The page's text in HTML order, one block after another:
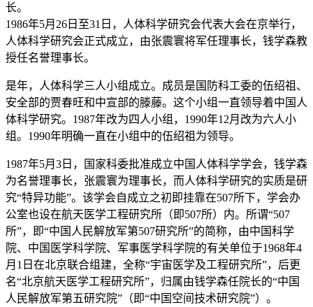
长。
1986年5月26日至31日，人体科学研究会代表大会在京举行，
人体科学研究会正式成立，由张震寰将军任理事长，钱学森教
授任名誉理事长。
是年，人体科学三人小组成立。成员是国防科工委的伍绍祖、
安全部的贾春旺和中宣部的滕藤。这个小组一直领导着中国人
体科学研究。1987年改为四人小组，1990年12月改为六人小
组。1990年明确一直在小组中的伍绍祖为领导。
1987年5月3日，国家科委批准成立中国人体科学学会，钱学森
为名誉理事长，张震寰为理事长，而人体科学研究的实质是研
究“特异功能”。该学会自成立之初即挂靠在507所下，学会办
公室也设在航天医学工程研究所（即507所）内。所谓“507
所”，即“中国人民解放军第507研究所”的简称，由中国科学
院、中国医学科学院、军事医学科学院的有关单位于1968年4
月1日在北京联合组建，全称“宇宙医学及工程研究所”，后更
名“北京航天医学工程研究所”，归属由钱学森任院长的“中国
人民解放军第五研究院”（即“中国空间技术研究院”）。